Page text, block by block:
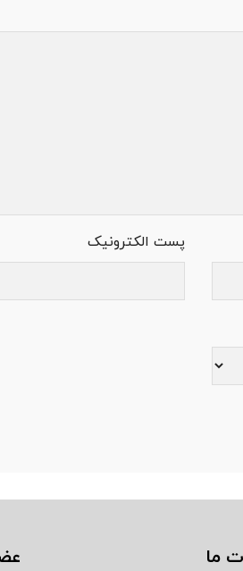
پست الکترونیک
ما